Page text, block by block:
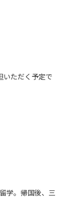
いただく予定で
学。帰国後、三